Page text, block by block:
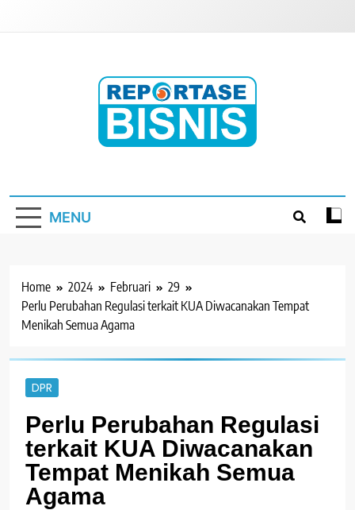
MENU
Home 2024 Februari
29
Perlu Perubahan Regulasi terkait KUA Diwacanakan Tempat
Menikah Semua Agama
DPR
Perlu Perubahan Regulasi
terkait KUA Diwacanakan
Tempat Menikah Semua
Agama